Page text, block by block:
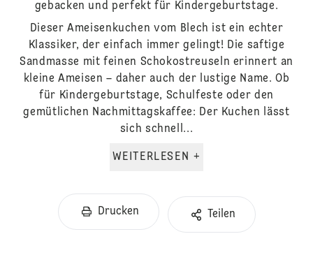
gebacken und perfekt für Kindergeburtstage.
Dieser Ameisenkuchen vom Blech ist ein echter
Klassiker, der einfach immer gelingt! Die saftige
Sandmasse mit feinen Schokostreuseln erinnert an
kleine Ameisen – daher auch der lustige Name. Ob
für Kindergeburtstage, Schulfeste oder den
gemütlichen Nachmittagskaffee: Der Kuchen lässt
sich schnell...
WEITERLESEN +
Drucken Teilen